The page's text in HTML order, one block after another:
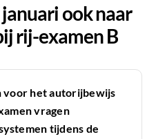
ook naar
rij-examen B
voor het autorijbewijs
vragen
tijdens de